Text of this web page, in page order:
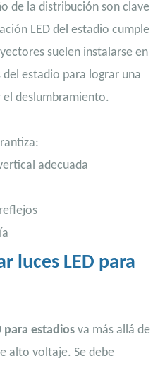
de la distribución son clave
LED del estadio cumple
suelen instalarse en
estadio para lograr una
deslumbramiento.
adecuada
luces LED para
para estadios va más allá de
alto voltaje. Se debe